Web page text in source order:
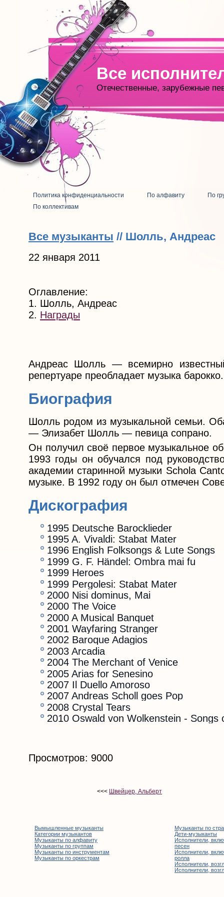
Все
Отечественные, зарубежные
Политика конфиденциальности По алфавиту
По
По коллективам
Все музыканты // Шолль, Андреас
22 января 2011
Оглавление:
1. Шолль, Андреас
2. Награды
Андреас Шолль — всемирно
репертуаре преобладает музыка барокко.
Биография
Шолль родом из музыкальной семьи.
— Элизабет Шолль — певица сопрано.
Он получил своё первое музыкальное
1993 годы он обучался под
академии старинной музыки Schola
музыке. В 1992 году он был отмечен
Дискография
1995 Deutsche Barocklieder
1995 A. Vivaldi: Stabat Mater
1996 English Folksongs & Lute Songs
1999 G. F. Händel: Ombra mai fu
1999 Heroes
1999 Pergolesi: Stabat Mater
2000 Nisi dominus, Mai
2000 The Voice
2000 A Musical Banquet
2001 Wayfaring Stranger
2002 Baroque Adagios
2003 Arcadia
2004 The Merchant of Venice
2005 Arias for Senesino
2007 Il Duello Amoroso
2007 Andreas Scholl goes Pop
2008 Crystal Tears
2010 Oswald von Wolkenstein - Songs
Просмотров: 9000
<<< Швейцер, Альберт
Вымышленные музыканты
Категории музыкантов
Музыканты по алфавиту
Музыканты по группам
Музыканты по инструментам
Музыканты по оркестрам
Музыканты по
Дети-музыканты
Исполнители,
песен
Исполнители,
ролла
Исполнители,
Исполнители,